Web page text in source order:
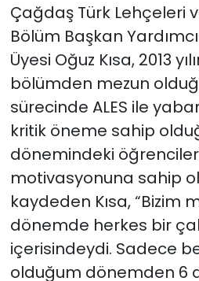
Çağdaş Türk Lehçeleri
Bölüm Başkan
Üyesi Oğuz Kısa, 2013
bölümden mezun
sürecinde ALES ile
kritik öneme sahip
dönemindeki
motivasyonuna sahip
kaydeden Kısa, “Bizim
dönemde herkes bir
içerisindeydi. Sadece
olduğum dönemden 6